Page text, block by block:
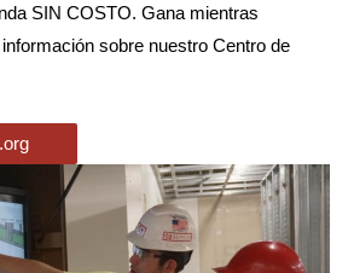
SIN COSTO. Gana mientras
sobre nuestro Centro de